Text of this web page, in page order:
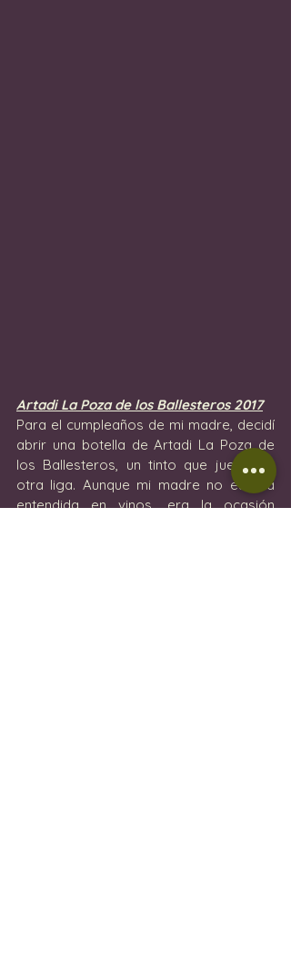
Artadi La Poza de los Ballesteros 2017
Para el cumpleaños de mi madre, decidí
abrir una botella de Artadi La Poza de
los Ballesteros, un tinto que juega en
otra liga. Aunque mi madre no es una
entendida en vinos, era la ocasión